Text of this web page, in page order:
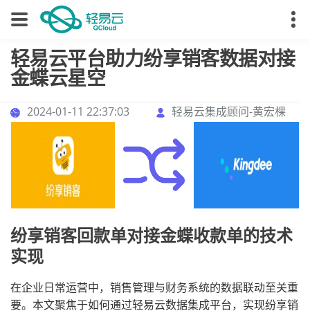
轻易云平台助力纷享销客数据对接
金蝶云星空
2024-01-11 22:37:03 轻易云集成顾问-黄宏棵
纷享销客回款单对接金蝶收款单的技术
实现
在企业日常运营中，销售管理与财务系统的数据联动至关重
要。本文聚焦于如何通过轻易云数据集成平台，实现纷享销